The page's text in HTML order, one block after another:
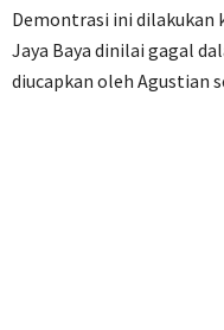
Demontrasi ini dilakukan
Jaya Baya dinilai gagal
diucapkan oleh Agustian